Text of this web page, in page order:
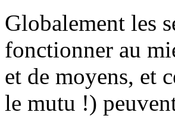
Globalement les
fonctionner au
et de moyens, et
le mutu !)